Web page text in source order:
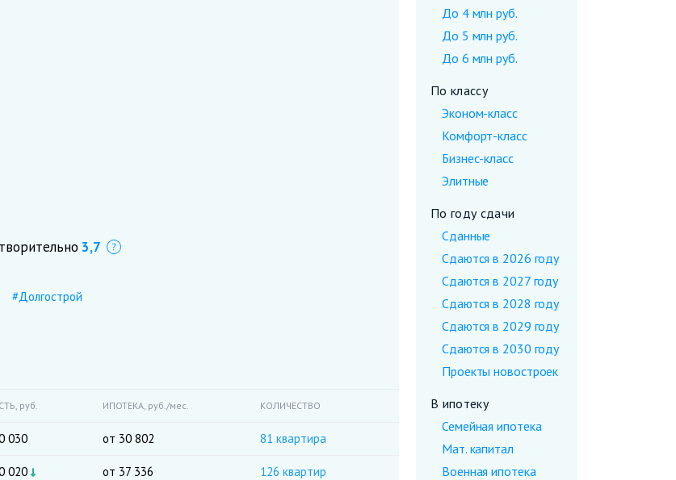
До 4 млн руб.
До 5 млн руб.
До 6 млн руб.
По классу
Эконом-класс
Комфорт-класс
Бизнес-класс
Элитные
По году сдачи
Сданные
Сдаются в 2026 году
Сдаются в 2027 году
Сдаются в 2028 году
Сдаются в 2029 году
Сдаются в 2030 году
Проекты новостроек
В ипотеку
Семейная ипотека
Мат. капитал
Военная ипотека
3,7 Что это?
#Долгострой
руб. ИПОТЕКА, руб./мес. КОЛИЧЕСТВО
030 от 30 802 81 квартира
020 от 37 336 126 квартир